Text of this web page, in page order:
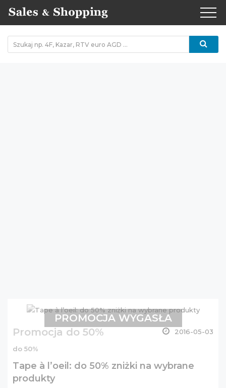
Promocja do 50% 2016-05-03
do 50%
Tape à l’oeil: do 50% zniżki na wybrane
produkty
PROMOCJA WYGASŁA